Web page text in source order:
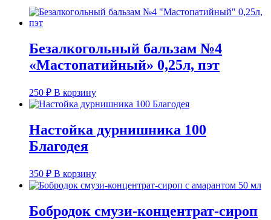
Безалкогольный бальзам №4
«Мастопатийный» 0,25л, пэт
250 ₽ В корзину
Настойка дурнишника 100
Благодея
350 ₽ В корзину
Бобродок смузи-концентрат-сироп